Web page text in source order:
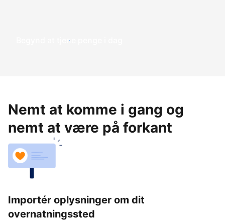
Begynd at tjene penge i dag
Nemt at komme i gang og
nemt at være på forkant
Importér oplysninger om dit
overnatningssted